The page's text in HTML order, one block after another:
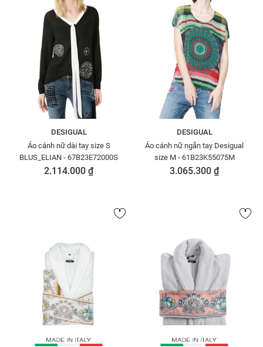
DESIGUAL
Áo cánh nữ dài tay size S
BLUS_ELIAN - 67B23E72000S
2.114.000 ₫
DESIGUAL
Áo cánh nữ ngắn tay Desigual
size M - 61B23K55075M
3.065.300 ₫